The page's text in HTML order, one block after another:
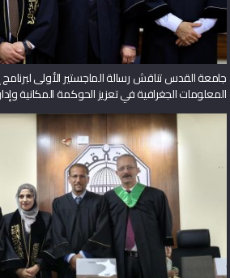
جامعة القدس تناقش رسالة الماجستير الأولى
المعلومات الجغرافية في تعزيز الحوكمة المكانية